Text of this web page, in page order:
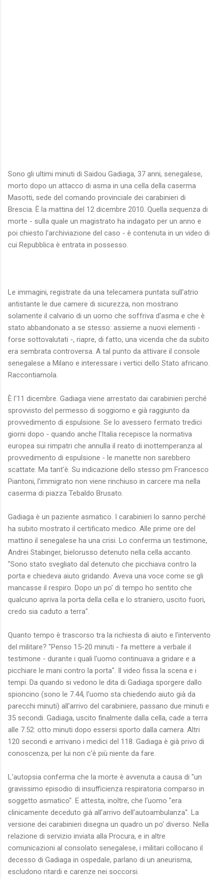
Sono gli ultimi minuti di Saidou Gadiaga, 37 anni, senegalese,
morto dopo un attacco di asma in una cella della caserma
Masotti, sede del comando provinciale dei carabinieri di
Brescia. È la mattina del 12 dicembre 2010. Quella sequenza di
morte - sulla quale un magistrato ha indagato per un anno e
poi chiesto l'archiviazione del caso - è contenuta in un video di
cui Repubblica è entrata in possesso.
Le immagini, registrate da una telecamera puntata sull'atrio
antistante le due camere di sicurezza, non mostrano
solamente il calvario di un uomo che soffriva d'asma e che è
stato abbandonato a se stesso: assieme a nuovi elementi -
forse sottovalutati -, riapre, di fatto, una vicenda che da subito
era sembrata controversa. A tal punto da attivare il console
senegalese a Milano e interessare i vertici dello Stato africano.
Raccontiamola.
È l'11 dicembre. Gadiaga viene arrestato dai carabinieri perché
sprovvisto del permesso di soggiorno e già raggiunto da
provvedimento di espulsione. Se lo avessero fermato tredici
giorni dopo - quando anche l'Italia recepisce la normativa
europea sui rimpatri che annulla il reato di inottemperanza al
provvedimento di espulsione - le manette non sarebbero
scattate. Ma tant'è. Su indicazione dello stesso pm Francesco
Piantoni, l'immigrato non viene rinchiuso in carcere ma nella
caserma di piazza Tebaldo Brusato.
Gadiaga è un paziente asmatico. I carabinieri lo sanno perché
ha subito mostrato il certificato medico. Alle prime ore del
mattino il senegalese ha una crisi. Lo conferma un testimone,
Andrei Stabinger, bielorusso detenuto nella cella accanto.
"Sono stato svegliato dal detenuto che picchiava contro la
porta e chiedeva aiuto gridando. Aveva una voce come se gli
mancasse il respiro. Dopo un po' di tempo ho sentito che
qualcuno apriva la porta della cella e lo straniero, uscito fuori,
credo sia caduto a terra".
Quanto tempo è trascorso tra la richiesta di aiuto e l'intervento
del militare? "Penso 15-20 minuti - fa mettere a verbale il
testimone - durante i quali l'uomo continuava a gridare e a
picchiare le mani contro la porta". Il video fissa la scena e i
tempi. Da quando si vedono le dita di Gadiaga sporgere dallo
spioncino (sono le 7.44, l'uomo sta chiedendo aiuto già da
parecchi minuti) all'arrivo del carabiniere, passano due minuti e
35 secondi. Gadiaga, uscito finalmente dalla cella, cade a terra
alle 7.52: otto minuti dopo essersi sporto dalla camera. Altri
120 secondi e arrivano i medici del 118. Gadiaga è già privo di
conoscenza, per lui non c'è più niente da fare.
L'autopsia conferma che la morte è avvenuta a causa di "un
gravissimo episodio di insufficienza respiratoria comparso in
soggetto asmatico". E attesta, inoltre, che l'uomo "era
clinicamente deceduto già all'arrivo dell'autoambulanza". La
versione dei carabinieri disegna un quadro un po' diverso. Nella
relazione di servizio inviata alla Procura, e in altre
comunicazioni al consolato senegalese, i militari collocano il
decesso di Gadiaga in ospedale, parlano di un aneurisma,
escludono ritardi e carenze nei soccorsi.